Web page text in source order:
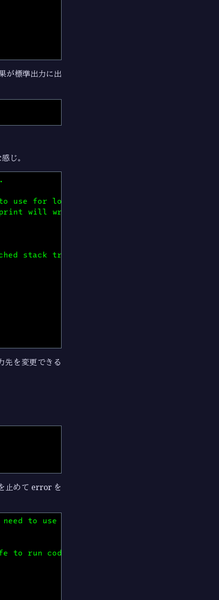
が標準出力に出
じ。
use for logging.
will write their output.
stack traces.
先を変更できる
止めて error を
to use API functions that may "raise
to run code with Call inside a Protected